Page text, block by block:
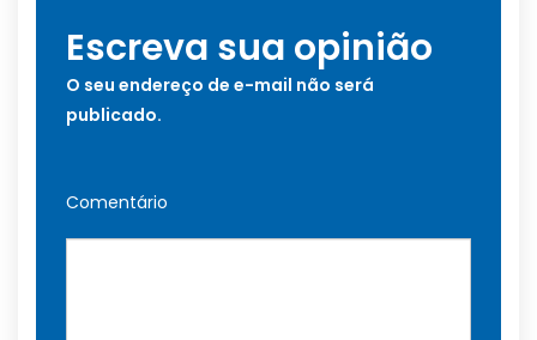
Escreva sua opinião
O seu endereço de e-mail não será
publicado.
Comentário